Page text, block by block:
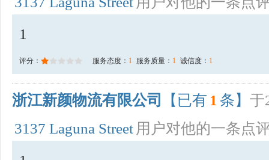
1
评分： 服务态度： 1 服务质量： 1 诚信度： 1
浙江新颜物流有限公司 【已有 1 条】 于
3137 Laguna Street 用户对他的一条点